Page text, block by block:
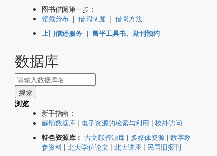
图书借阅第一步：
馆藏分布 | 借阅制度 | 借阅方法
上门借还服务 | 昌平工具书、期刊预约
数据库
浏览
新手指南：
解锁数据库 | 电子资源的检索与利用 | 校外访问
特色资源库： 古文献资源库 | 多媒体资源 | 数字教
参资料 | 北大学位论文 | 北大讲座 | 民国旧报刊